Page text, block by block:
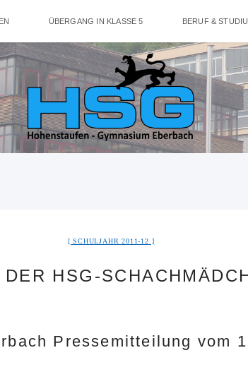
ÜBERGANG IN KLASSE 5 BERUF &
SCHULJAHR 2011-12
HSG-
Pressemitteilung vom